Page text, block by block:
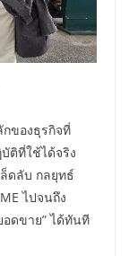
ของธุรกิจที่
ติที่ใช้ได้จริง
ดลับ กลยุทธ์
ไปจนถึง
ดขาย” ได้ทันที